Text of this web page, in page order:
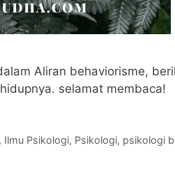
Aliran behaviorisme,
selamat membaca!
Ilmu Psikologi, Psikologi, psikologi